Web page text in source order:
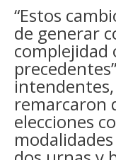
“Estos
de generar
complejidad
remarcaron
elecciones